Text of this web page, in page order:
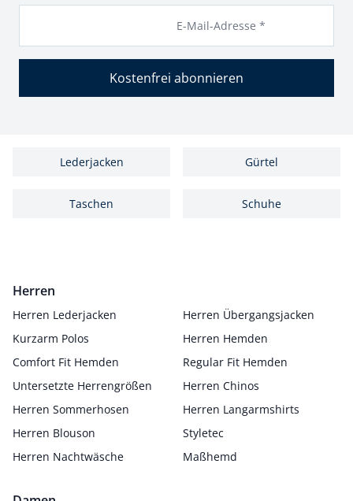
E-Mail-Adresse *
Kostenfrei abonnieren
Lederjacken Gürtel
Taschen Schuhe
Herren
Herren Lederjacken
Herren Übergangsjacken
Kurzarm Polos
Herren Hemden
Comfort Fit Hemden
Regular Fit Hemden
Untersetzte Herrengrößen
Herren Chinos
Herren Sommerhosen
Herren Langarmshirts
Herren Blouson
Styletec
Herren Nachtwäsche
Maßhemd